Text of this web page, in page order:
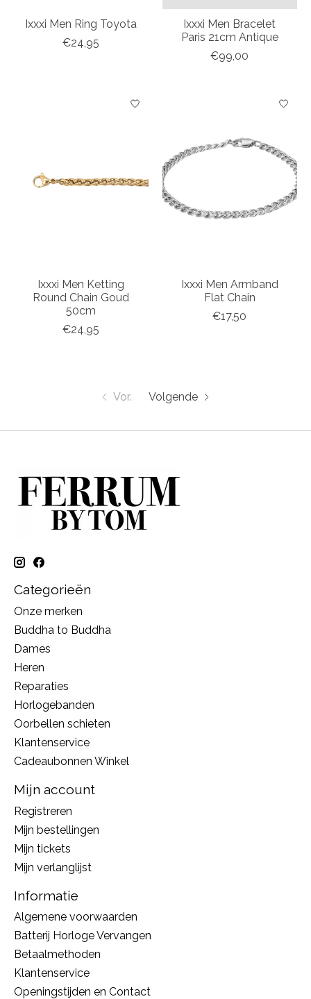
Ixxxi Men Ring Toyota
€24,95
Ixxxi Men Bracelet
Paris 21cm Antique
€99,00
Ixxxi Men Ketting
Round Chain Goud
50cm
€24,95
Ixxxi Men Armband
Flat Chain
€17,50
Vor. Volgende
Categorieën
Onze merken
Buddha to Buddha
Dames
Heren
Reparaties
Horlogebanden
Oorbellen schieten
Klantenservice
Cadeaubonnen Winkel
Mijn account
Registreren
Mijn bestellingen
Mijn tickets
Mijn verlanglijst
Informatie
Algemene voorwaarden
Batterij Horloge Vervangen
Betaalmethoden
Klantenservice
Openingstijden en Contact